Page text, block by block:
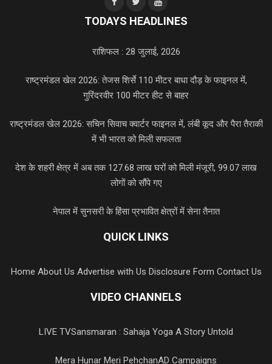
TODAYS HEADLINES
राशिफल : 28 जुलाई, 2026
राष्ट्रमंडल खेल 2026: तेजस शिर्से 110 मीटर बाधा दौड़ के फाइनल में,
गुरिंदरवीर 100 मीटर हीट से बाहर
राष्ट्रमंडल खेल 2026: सचिन सिवाच क्वार्टर फाइनल में, लंबी कूद और पैरा तैराकी
में भी भारत को मिली सफलता
देश के शहरी क्षेत्र में अब तक 127.68 लाख घरों को मिली मंजूरी, 99.07 लाख
लोगों को सौंपे गए
नेपाल में सुनसरी के हिंसा प्रभावित क्षेत्रों में सेना तैनात
QUICK LINKS
Home About Us Advertise with Us Disclosure Form Contact Us
VIDEO CHANNELS
LIVE TVSansmaran : Sahaja Yoga A Story Untold
Mera Hunar Meri PehchanAD Campaigns